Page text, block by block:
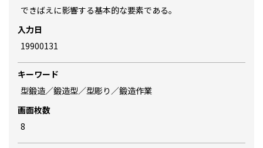
できばえに影響する基本的な要素である。
入力日
19900131
キーワード
型鍛造／鍛造型／型彫り／鍛造作業
画面枚数
8